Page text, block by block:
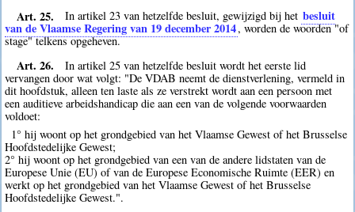
Art. 25. In artikel 23 van hetzelfde besluit, gewijzigd bij het besluit
van de Vlaamse Regering van 19 december 2014, worden de woorden "of
stage" telkens opgeheven.
Art. 26.
In artikel 25 van hetzelfde besluit wordt het eerste lid
vervangen door wat volgt: "De VDAB neemt de dienstverlening, vermeld in
dit hoofdstuk, alleen ten laste als ze verstrekt wordt aan een persoon met
een auditieve arbeidshandicap die aan een van de volgende voorwaarden
voldoet:
1° hij woont op het grondgebied van het Vlaamse Gewest of het Brusselse
Hoofdstedelijke Gewest;
2° hij woont op het grondgebied van een van de andere lidstaten van de
Europese Unie (EU) of van de Europese Economische Ruimte (EER) en
werkt op het grondgebied van het Vlaamse Gewest of het Brusselse
Hoofdstedelijke Gewest.".